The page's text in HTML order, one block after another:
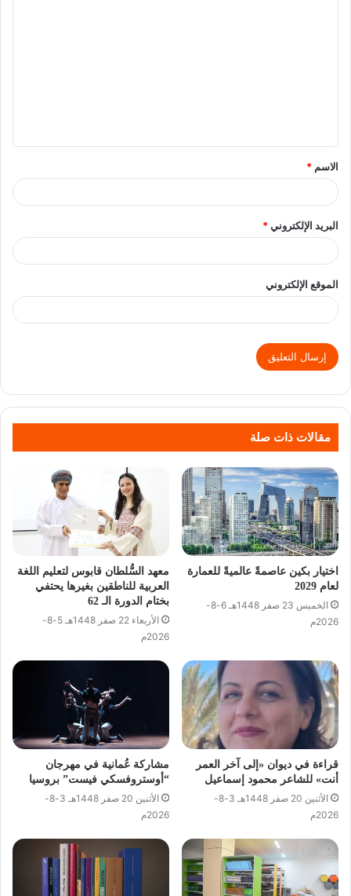
الاسم *
البريد الإلكتروني*
الموقع الإلكتروني
مقالات ذات صلة
اختيار بكين عاصمةً عالميةً للعمارة
لعام 2029
الخميس 23 صفر 1448هـ 6-8-
2026م
معهد السُّلطان قابوس لتعليم اللغة
العربية للناطقين بغيرها يحتفي
بختام الدورة الـ 62
الأربعاء 22 صفر 1448هـ 5-8-
2026م
قراءة في ديوان «إلى آخر العمر
أنت» للشاعر محمود إسماعيل
الأثنين 20 صفر 1448هـ 3-8-
2026م
مشاركة عُمانية في مهرجان
“أوستروفسكي فيست” بروسيا
الأثنين 20 صفر 1448هـ 3-8-
2026م